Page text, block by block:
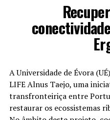
A Universidade de Évora
LIFE Alnus Taejo, uma
transfronteiriça entre
restaurar os ecossistemas